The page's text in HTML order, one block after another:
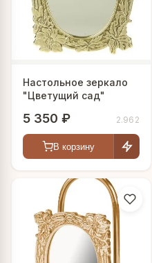
Настольное зеркало
"Цветущий сад"
5 350 ₽ 2.962
В корзину